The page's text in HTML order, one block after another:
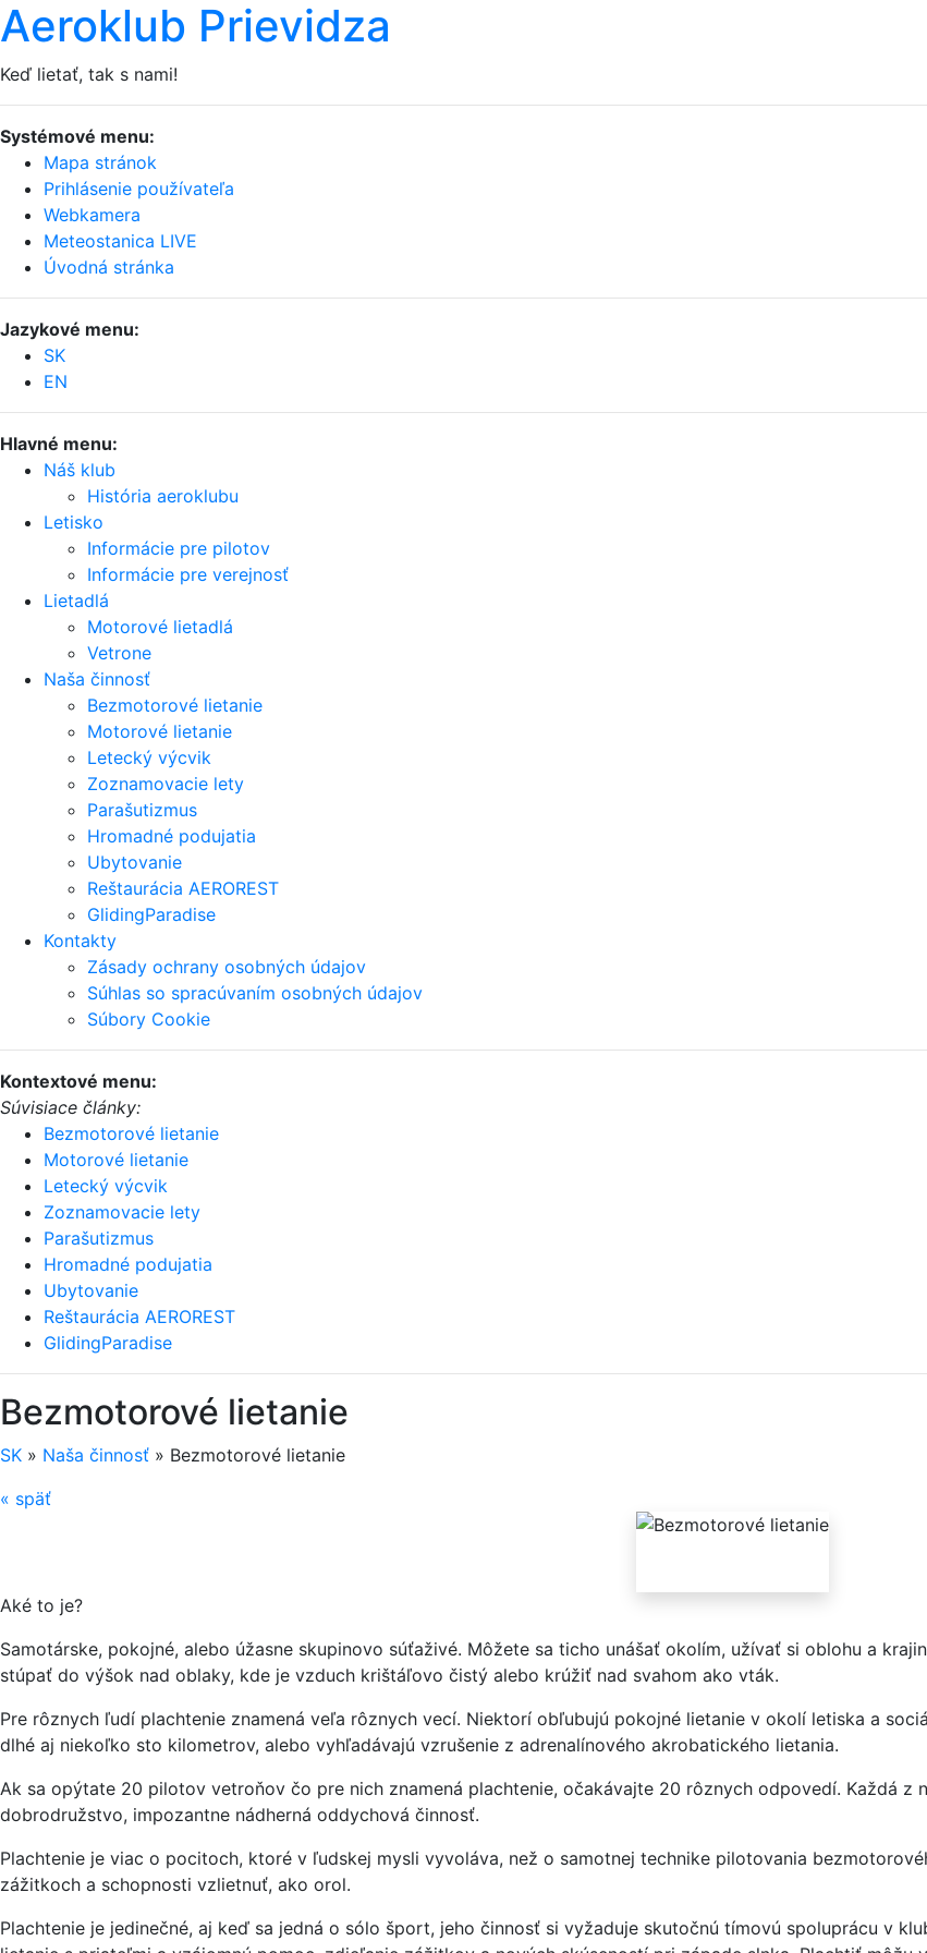
Aeroklub Prievidza
Keď lietať, tak s nami!
Systémové menu:
Mapa stránok
Prihlásenie používateľa
Webkamera
Meteostanica LIVE
Úvodná stránka
Jazykové menu:
SK
EN
Hlavné menu:
Náš klub
História aeroklubu
Letisko
Informácie pre pilotov
Informácie pre verejnosť
Lietadlá
Motorové lietadlá
Vetrone
Naša činnosť
Bezmotorové lietanie
Motorové lietanie
Letecký výcvik
Zoznamovacie lety
Parašutizmus
Hromadné podujatia
Ubytovanie
Reštaurácia AEROREST
GlidingParadise
Kontakty
Zásady ochrany osobných údajov
Súhlas so spracúvaním osobných údajov
Súbory Cookie
Kontextové menu:
Súvisiace články:
Bezmotorové lietanie
Motorové lietanie
Letecký výcvik
Zoznamovacie lety
Parašutizmus
Hromadné podujatia
Ubytovanie
Reštaurácia AEROREST
GlidingParadise
Bezmotorové lietanie
SK » Naša činnosť » Bezmotorové lietanie
« späť
Aké to je?
Samotárske, pokojné, alebo úžasne skupinovo súťaživé. Môžete sa ticho unášať okolím, užívať si oblohu a
stúpať do výšok nad oblaky, kde je vzduch krištáľovo čistý alebo krúžiť nad svahom ako vták.
Pre rôznych ľudí plachtenie znamená veľa rôznych vecí. Niektorí obľubujú pokojné lietanie v okolí letiska a
dlhé aj niekoľko sto kilometrov, alebo vyhľadávajú vzrušenie z adrenalínového akrobatického lietania.
Ak sa opýtate 20 pilotov vetroňov čo pre nich znamená plachtenie, očakávajte 20 rôznych odpovedí. Každá z
dobrodružstvo, impozantne nádherná oddychová činnosť.
Plachtenie je viac o pocitoch, ktoré v ľudskej mysli vyvoláva, než o samotnej technike pilotovania
zážitkoch a schopnosti vzlietnuť, ako orol.
Plachtenie je jedinečné, aj keď sa jedná o sólo šport, jeho činnosť si vyžaduje skutočnú tímovú spoluprácu v